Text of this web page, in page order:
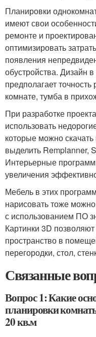
Планировки
имеют свои
ремонте и
оптимизировать
появления
обустройства. Дизайн
предполагает точность
комнате, тумба в
При разработке
использовать
которые можно
выделить Remplanner,
Интерьерные
увеличения
Мебель в этих
нарисовать тоже
с использованием ПО
Картинки 3D
пространство в
перегородки, стол,
Связанные
Вопрос 1: Какие
планировки
20 кв.м